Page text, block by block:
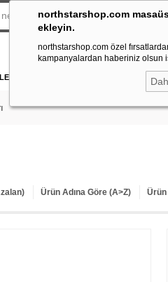
northstarshop.com
ekleyin.
northstarshop.com özel
kampanyalardan haberiniz olsun
FENER
Ürün Adına Göre (A>Z) Ürün